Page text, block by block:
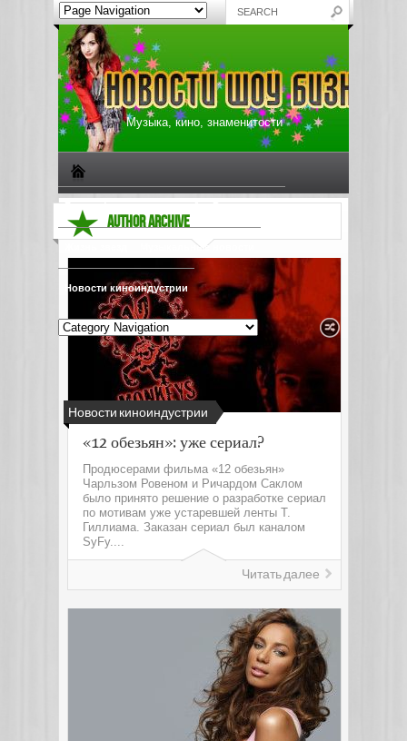
Музыка, кино, знаменитости
Биографии знаменитостей Все о музыке
Музыкальные новости
Новости киноиндустрии
AUTHOR ARCHIVE
Новости киноиндустрии
«12 обезьян»: уже сериал?
Продюсерами фильма «12 обезьян»
Чарльзом Ровеном и Ричардом Саклом
было принято решение о разработке сериал
по мотивам уже устаревшей ленты Т.
Гиллиама. Заказан сериал был каналом
SyFy....
Читать далее